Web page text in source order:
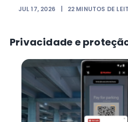
JUL 17, 2026 22 MINUTOS DE
Privacidade e